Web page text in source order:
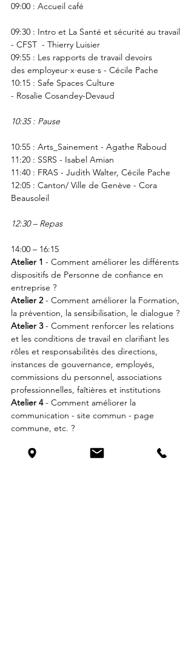
09:00 : Accueil café
09:30 : Intro et La Santé et sécurité au travail
- CFST  - Thierry Luisier
09:55 : Les rapports de travail devoirs
des employeur·x·euse·s - Cécile Pache
10:15 : Safe Spaces Culture
- Rosalie Cosandey-Devaud
10:35 : Pause
10:55 : Arts_Sainement - Agathe Raboud
11:20 : SSRS - Isabel Amian
11:40 : FRAS - Judith Walter, Cécile Pache
12:05 : Canton/ Ville de Genève - Cora
Beausoleil
12:30 – Repas
14:00 – 16:15
Atelier 1 - Comment améliorer les différents
dispositifs de Personne de confiance en
entreprise ?
Atelier 2 - Comment améliorer la Formation,
la prévention, la sensibilisation, le dialogue ?
Atelier 3 - Comment renforcer les relations
et les conditions de travail en clarifiant les
rôles et responsabilités des directions,
instances de gouvernance, employés,
commissions du personnel, associations
professionnelles, faîtières et institutions
Atelier 4 - Comment améliorer la
communication - site commun - page
commune, etc. ?